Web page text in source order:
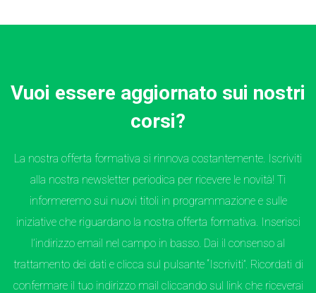
Vuoi essere aggiornato sui nostri
corsi?
La nostra offerta formativa si rinnova costantemente. Iscriviti
alla nostra newsletter periodica per ricevere le novità! Ti
informeremo sui nuovi titoli in programmazione e sulle
iniziative che riguardano la nostra offerta formativa. Inserisci
l’indirizzo email nel campo in basso. Dai il consenso al
trattamento dei dati e clicca sul pulsante “Iscriviti”. Ricordati di
confermare il tuo indirizzo mail cliccando sul link che riceverai